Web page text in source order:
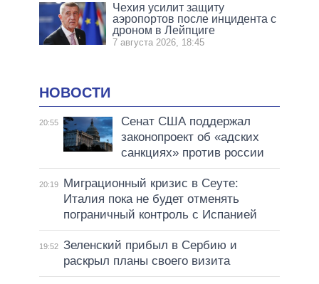
Чехия усилит защиту
аэропортов после инцидента с
дроном в Лейпциге
7 августа 2026, 18:45
НОВОСТИ
20:55
Сенат США поддержал
законопроект об «адских
санкциях» против россии
20:19
Миграционный кризис в Сеуте:
Италия пока не будет отменять
пограничный контроль с Испанией
19:52 Зеленский прибыл в Сербию и
раскрыл планы своего визита